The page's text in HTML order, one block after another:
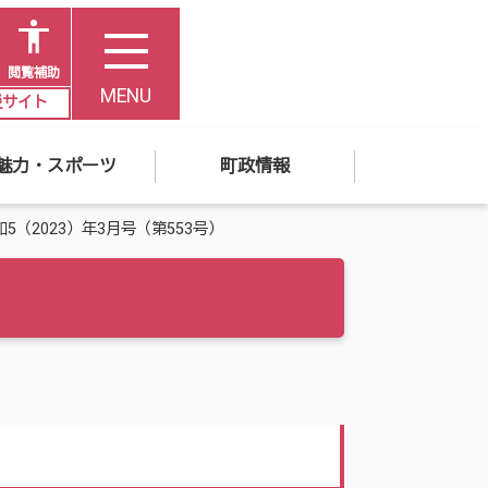
閲覧補助
イト MENU
力・スポーツ 町政情報
（2023）年3月号（第553号）